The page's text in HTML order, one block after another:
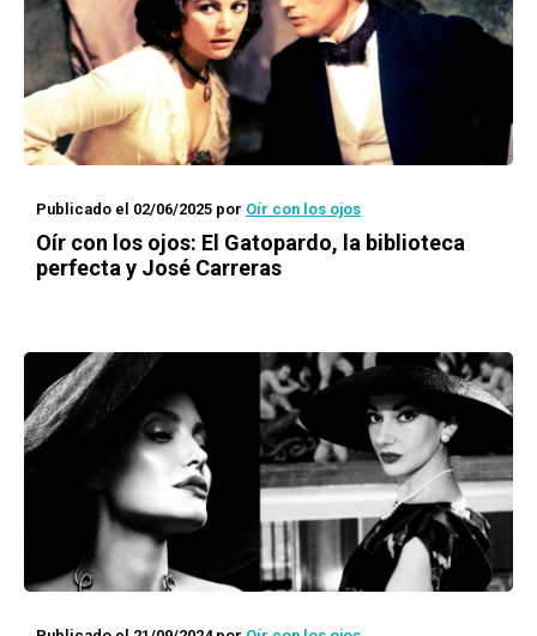
Publicado el 02/06/2025 por Oír con los ojos
Oír con los ojos: El Gatopardo, la biblioteca
perfecta y José Carreras